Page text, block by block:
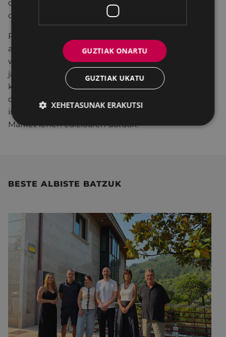
duela hilabete batzuk hasitakoa sendotu ahalko
dugula".
Parte-hartzea eta jardueretara joatea doakoa da
aforoa bete arte; izena eman daiteke bai
www.eibarbusiness.com helbidean, bai
jardunaldietan bertan. Gainera, orri horretan bertan
kontsultatu ahalko dira egitarauaren datak eta
ordutegiak, hizlariak, gaiak, bai eta ekintzaileen eta
inbertsoreen arteko topaketak, eta Eibar Business
Market lehen edizioaren datuak.
BESTE ALBISTE BATZUK
GUZTIAK ONARTU
GUZTIAK UKATU
XEHETASUNAK ERAKUTSI